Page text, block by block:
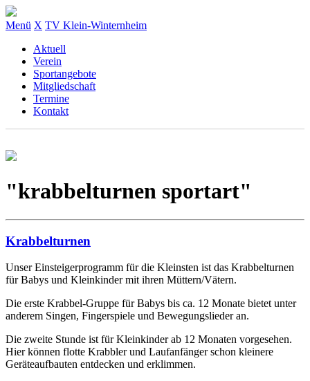
Menü X TV Klein-Winternheim
Aktuell
Verein
Sportangebote
Mitgliedschaft
Termine
Kontakt
"krabbelturnen sportart"
Krabbelturnen
Unser Einsteigerprogramm für die Kleinsten ist das Krabbelturnen
für Babys und Kleinkinder mit ihren Müttern/Vätern.
Die erste Krabbel-Gruppe für Babys bis ca. 12 Monate bietet unter
anderem Singen, Fingerspiele und Bewegungslieder an.
Die zweite Stunde ist für Kleinkinder ab 12 Monaten vorgesehen.
Hier können flotte Krabbler und Laufanfänger schon kleinere
Geräteaufbauten entdecken und erklimmen.